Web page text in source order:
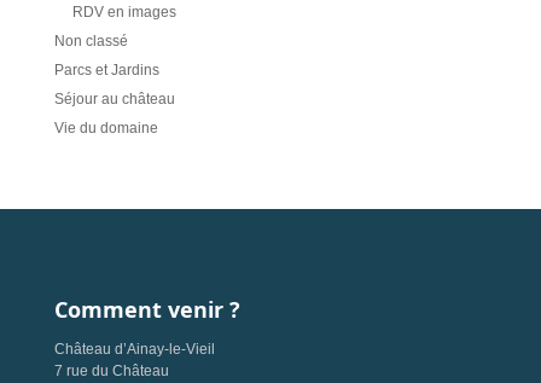
RDV en images
Non classé
Parcs et Jardins
Séjour au château
Vie du domaine
Comment venir ?
Château d’Ainay-le-Vieil
7 rue du Château